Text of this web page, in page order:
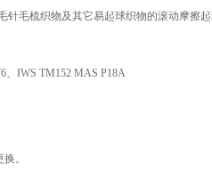
梳织物及其它易起球织物的滚动摩擦起
IWS TM152 MAS P18A
。